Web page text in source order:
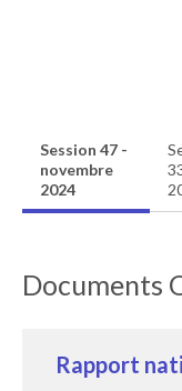
Session 47 -
novembre
2024
Documents
Rapport